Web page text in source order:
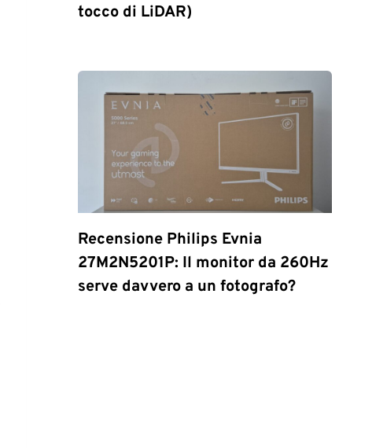
tocco di LiDAR)
Recensione Philips Evnia
27M2N5201P: Il monitor da 260Hz
serve davvero a un fotografo?